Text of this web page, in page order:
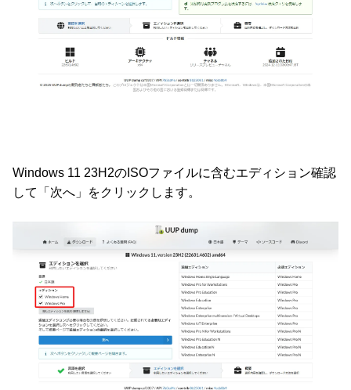
Windows 11 23H2のISOファイルに含むエディション確認
して「次へ」をクリックします。